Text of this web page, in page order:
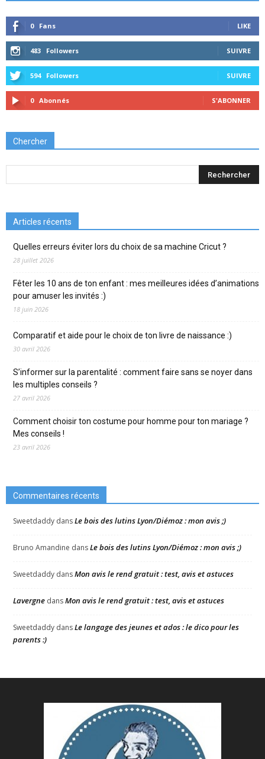
0 Fans LIKE
483 Followers SUIVRE
594 Followers SUIVRE
0 Abonnés S'ABONNER
Chercher
Articles récents
Quelles erreurs éviter lors du choix de sa machine Cricut ?
28 juillet 2026
Fêter les 10 ans de ton enfant : mes meilleures idées d’animations
pour amuser les invités :)
18 juin 2026
Comparatif et aide pour le choix de ton livre de naissance :)
30 avril 2026
S’informer sur la parentalité : comment faire sans se noyer dans
les multiples conseils ?
27 avril 2026
Comment choisir ton costume pour homme pour ton mariage ?
Mes conseils !
23 avril 2026
Commentaires récents
Sweetdaddy dansLe bois des lutins Lyon/Diémoz : mon avis ;)
Bruno Amandine dansLe bois des lutins Lyon/Diémoz : mon avis ;)
Sweetdaddy dansMon avis le rend gratuit : test, avis et astuces
Lavergne dansMon avis le rend gratuit : test, avis et astuces
Sweetdaddy dansLe langage des jeunes et ados : le dico pour les
parents :)